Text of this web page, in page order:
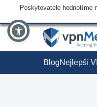
Poskytovatele hodnotíme
BlogNejlepší